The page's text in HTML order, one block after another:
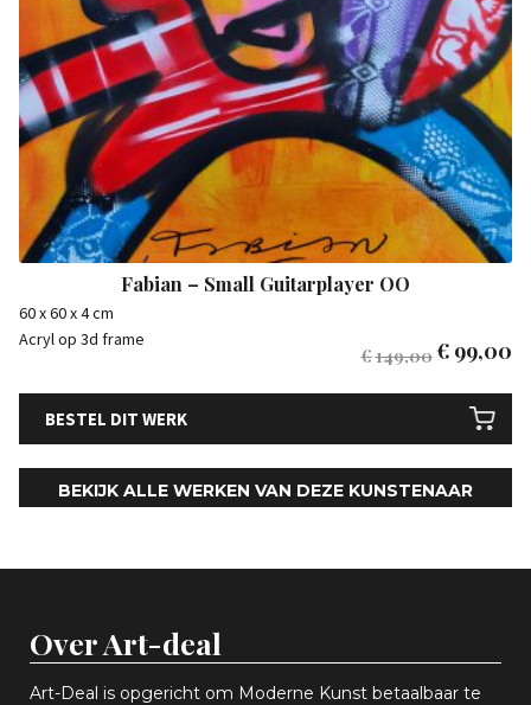
Fabian – Small Guitarplayer OO
60 x 60 x 4 cm
Acryl op 3d frame
€149,00€ 99,00
BESTEL DIT WERK
BEKIJK ALLE WERKEN VAN DEZE KUNSTENAAR
Over Art-deal
Art-Deal is opgericht om Moderne Kunst betaalbaar te